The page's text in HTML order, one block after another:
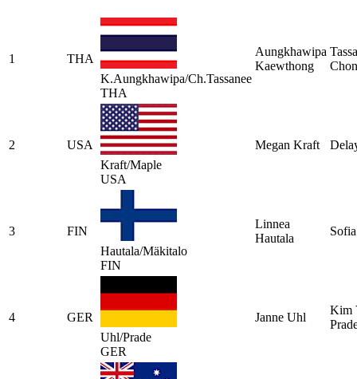
1
THA
K.Aungkhawipa/Ch.Tassanee
THA
Aungkhawipa
Kaewthong
2
USA
Kraft/Maple
USA
Megan Kraft
3
FIN
Hautala/Mäkitalo
FIN
Linnea
Hautala
4
GER
Uhl/Prade
GER
Janne Uhl
Kim